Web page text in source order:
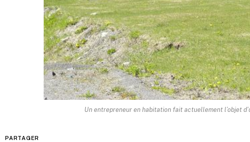
Un entrepreneur en habitation fait actuellement l’objet
PARTAGER